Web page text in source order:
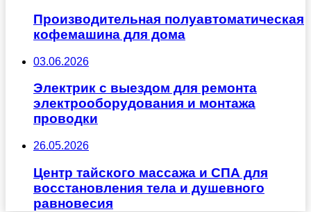
Производительная полуавтоматическая
кофемашина для дома
03.06.2026
Электрик с выездом для ремонта
электрооборудования и монтажа
проводки
26.05.2026
Центр тайского массажа и СПА для
восстановления тела и душевного
равновесия